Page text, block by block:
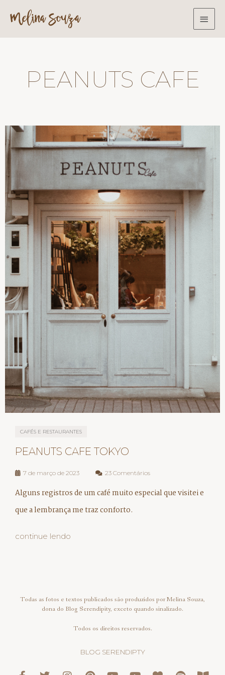
PEANUTS CAFE
CAFÉS E RESTAURANTES
PEANUTS CAFE TOKYO
7 de março de 2023 23 Comentários
Alguns registros de um café muito especial que visitei e
que a lembrança me traz conforto.
continue lendo
Todas as fotos e textos publicados são produzidos por Melina Souza,
dona do Blog Serendipity, exceto quando sinalizado.
Todos os direitos reservados.
BLOG SERENDIPTY